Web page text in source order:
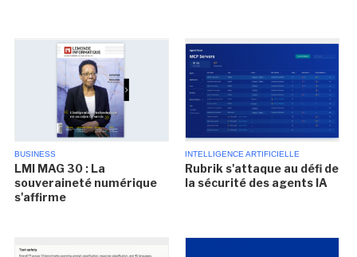
BUSINESS
LMI MAG 30 : La
souveraineté numérique
s'affirme
INTELLIGENCE ARTIFICIELLE
Rubrik s'attaque au défi de
la sécurité des agents IA